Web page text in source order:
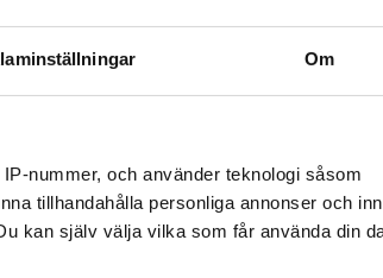
Om
nummer, och använder teknologi såsom
tillhandahålla personliga annonser och
kan själv välja vilka som får använda din
–
borde
– trots den galna
Formbrödsskivor i rader,
krispiga grönsaker. Det
klassikern smörgåstårta.
specialingrediens – och